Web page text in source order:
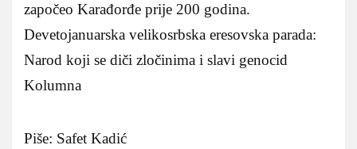
započeo Karađorđe prije 200 godina.
Devetojanuarska velikosrbska eresovska parada:
Narod koji se diči zločinima i slavi genocid
Kolumna
Piše: Safet Kadić